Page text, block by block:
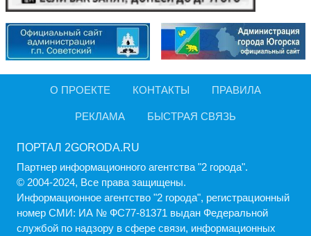
О ПРОЕКТЕ КОНТАКТЫ ПРАВИЛА
РЕКЛАМА БЫСТРАЯ СВЯЗЬ
ПОРТАЛ 2GORODA.RU
Партнер информационного агентства "2 города".
© 2004-2024, Все права защищены.
Информационное агентство "2 города", регистрационный
номер СМИ: ИА № ФС77-81371 выдан Федеральной
службой по надзору в сфере связи, информационных